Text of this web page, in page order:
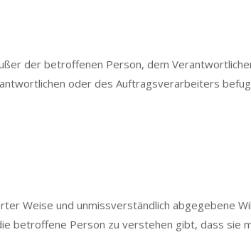
der betroffenen Person, dem
oder des Auftragsverarbeiters
Weise und unmissverständlich abgegebene
betroffene Person zu verstehen gibt, dass sie